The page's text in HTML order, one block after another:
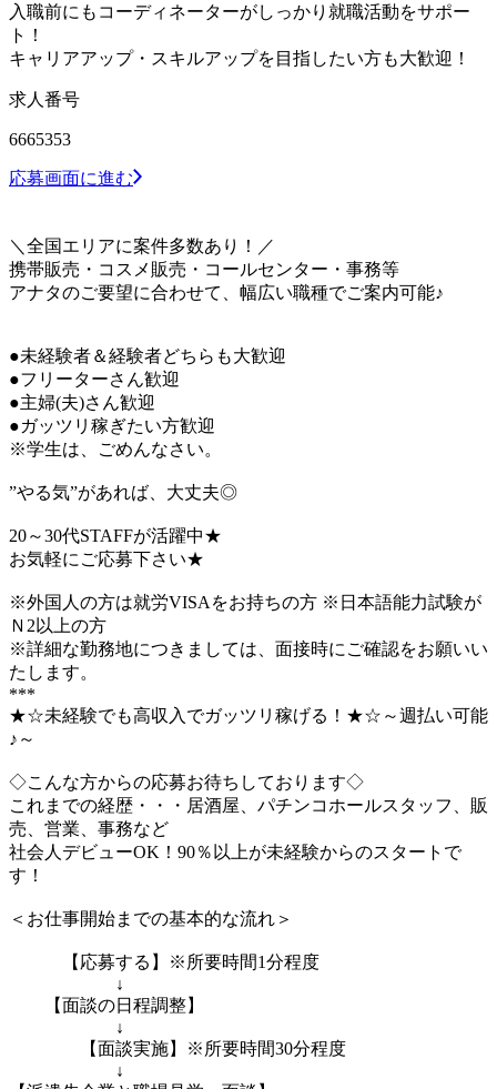
入職前にもコーディネーターがしっかり就職活動をサポー
ト！
キャリアアップ・スキルアップを目指したい方も大歓迎！
求人番号
6665353
応募画面に進む
＼全国エリアに案件多数あり！／
携帯販売・コスメ販売・コールセンター・事務等
アナタのご要望に合わせて、幅広い職種でご案内可能♪
●未経験者＆経験者どちらも大歓迎
●フリーターさん歓迎
●主婦(夫)さん歓迎
●ガッツリ稼ぎたい方歓迎
※学生は、ごめんなさい。
”やる気”があれば、大丈夫◎
20～30代STAFFが活躍中★
お気軽にご応募下さい★
※外国人の方は就労VISAをお持ちの方 ※日本語能力試験が
Ｎ2以上の方
※詳細な勤務地につきましては、面接時にご確認をお願いい
たします。
***
★☆未経験でも高収入でガッツリ稼げる！★☆～週払い可能
♪～
◇こんな方からの応募お待ちしております◇
これまでの経歴・・・居酒屋、パチンコホールスタッフ、販
売、営業、事務など
社会人デビューOK！90％以上が未経験からのスタートで
す！
＜お仕事開始までの基本的な流れ＞
【応募する】※所要時間1分程度
↓
【面談の日程調整】
↓
【面談実施】※所要時間30分程度
↓